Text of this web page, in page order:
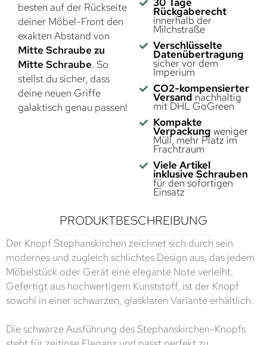
besten auf der Rückseite
deiner Möbel-Front den
exakten Abstand von
Mitte Schraube zu
Mitte Schraube. So
stellst du sicher, dass
deine neuen Griffe
galaktisch genau passen!
Rückgaberecht
innerhalb der
Milchstraße
Verschlüsselte
Datenübertragung
sicher vor dem
Imperium
CO2-kompensierter
Versand nachhaltig
mit DHL GoGreen
Kompakte
Verpackung weniger
Müll, mehr Platz im
Frachtraum
Viele Artikel
inklusive Schrauben
für den sofortigen
Einsatz
PRODUKTBESCHREIBUNG
Der Knopf Stephanskirchen zeichnet sich durch sein
modernes und zugleich schlichtes Design aus, das jedem
Möbelstück oder Gerät eine elegante Note verleiht.
Gefertigt aus hochwertigem Kunststoff, ist der Knopf
sowohl in einer schwarzen, glasklaren Variante erhältlich.
Die schwarze Ausführung des Stephanskirchen-Knopfs